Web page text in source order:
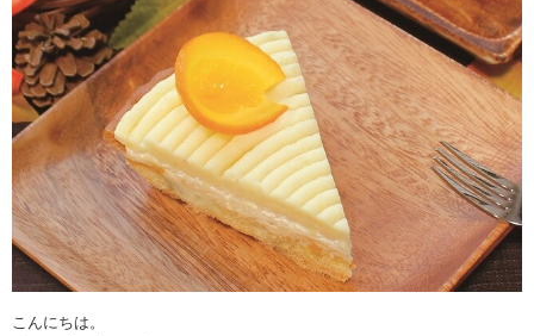
こんにちは。